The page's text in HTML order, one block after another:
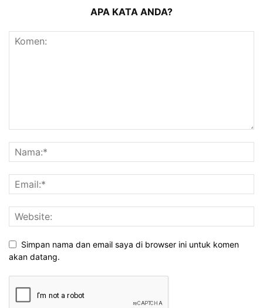
APA KATA ANDA?
Simpan nama dan email saya di browser ini untuk komen
akan datang.